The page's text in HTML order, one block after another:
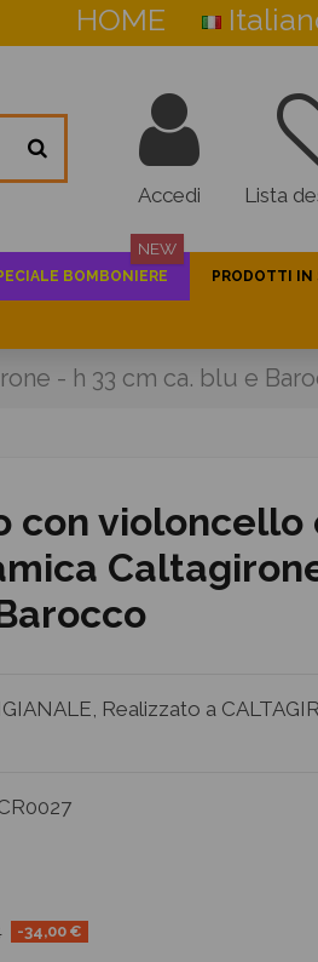
HOME
Accedi Lista
BOMBONIERE
NEW
PRODOTTI IN
- h 33 cm ca. blu e
con violoncello
Realizzato a
-34,00 €